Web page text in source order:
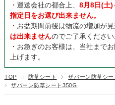
・運送会社の都合上、 8月8日(土)
指定日をお選び出来ません。
・お盆期間前後は物流の増加が見
は出来ませんのでご了承ください
・お急ぎのお客様は、当社まで
上げます。
TOP 防草シート ザバーン防草シー
ザバーン防草シート350G